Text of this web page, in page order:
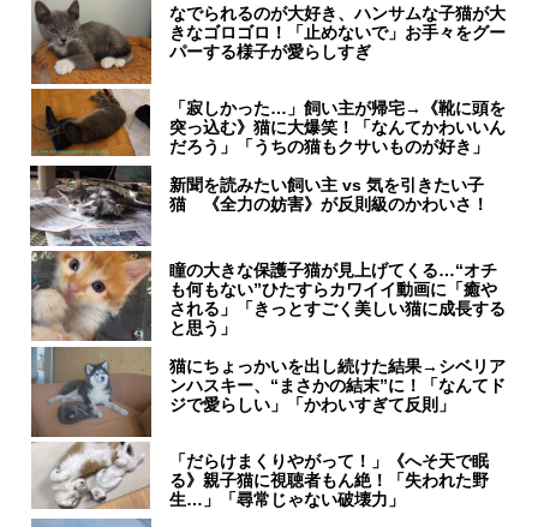
なでられるのが大好き、ハンサムな子猫が大
きなゴロゴロ！「止めないで」お手々をグー
パーする様子が愛らしすぎ
「寂しかった…」飼い主が帰宅→《靴に頭を
突っ込む》猫に大爆笑！「なんてかわいいん
だろう」「うちの猫もクサいものが好き」
新聞を読みたい飼い主 vs 気を引きたい子
猫 《全力の妨害》が反則級のかわいさ！
瞳の大きな保護子猫が見上げてくる…“オチ
も何もない”ひたすらカワイイ動画に「癒や
される」「きっとすごく美しい猫に成長する
と思う」
猫にちょっかいを出し続けた結果→シベリア
ンハスキー、“まさかの結末”に！「なんてド
ジで愛らしい」「かわいすぎて反則」
「だらけまくりやがって！」《へそ天で眠
る》親子猫に視聴者もん絶！「失われた野
生…」「尋常じゃない破壊力」